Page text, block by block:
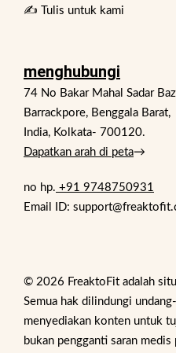
✍️ Tulis untuk kami
menghubungi
74 No Bakar Mahal Sadar
Barrackpore, Benggala Barat,
India, Kolkata- 700120.
Dapatkan arah di peta→
no hp. +91 9748750931
Email ID:
© 2026 FreaktoFit adalah
Semua hak dilindungi
menyediakan konten untuk
bukan pengganti saran